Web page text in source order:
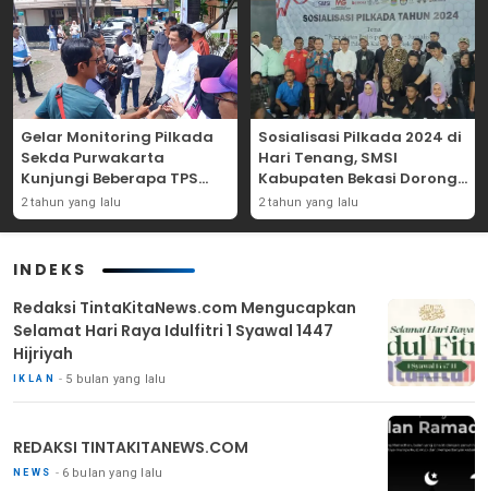
Gelar Monitoring Pilkada
Sekda Purwakarta
Kunjungi Beberapa TPS
Yang Ada Di Purwakarta
2 tahun yang lalu
Sosialisasi Pilkada 2024 di
Hari Tenang, SMSI
Kabupaten Bekasi Dorong
Angka Partisipasi
Masyarakat
2 tahun yang lalu
INDEKS
Redaksi TintaKitaNews.com Mengucapkan
Selamat Hari Raya Idulfitri 1 Syawal 1447
Hijriyah
IKLAN 5 bulan yang lalu
REDAKSI TINTAKITANEWS.COM
NEWS 6 bulan yang lalu